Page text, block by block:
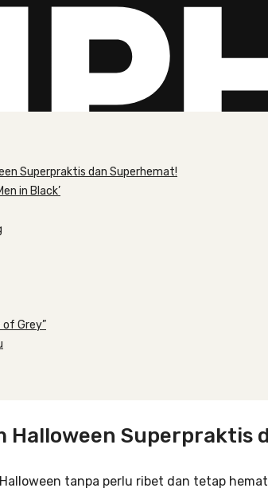
Superpraktis dan Superhemat!
in Black’
of Grey”
Halloween Superpraktis
tanpa perlu ribet dan tetap